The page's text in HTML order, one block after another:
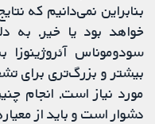
خواهد بود یا خیر. به
سودوموناس
بیشتر و بزرگ‌تری برای
مورد نیاز است. انجام
دشوار است و باید از